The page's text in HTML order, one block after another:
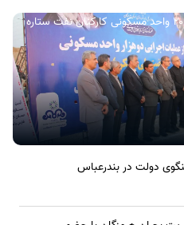
گزارش تصویری/ آیین کلنگ زنی ۲۰۰۰ واحد مسکونی کارکنان نفت ستاره
دولت در بندرعباس